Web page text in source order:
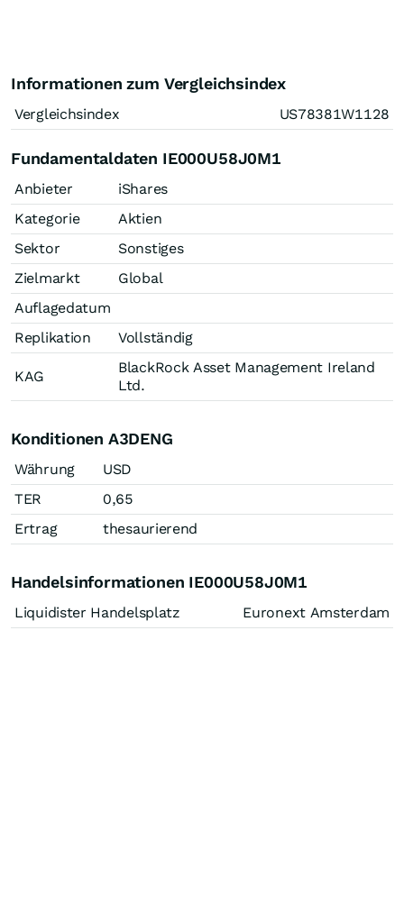
Informationen zum Vergleichsindex
Vergleichsindex US78381W1128
Fundamentaldaten IE000U58J0M1
Anbieter
iShares
Kategorie
Aktien
Sektor
Sonstiges
Zielmarkt
Global
Auflagedatum
Replikation
Vollständig
KAG
BlackRock Asset Management Ireland
Ltd.
Konditionen A3DENG
Währung
USD
TER
0,65
Ertrag
thesaurierend
Handelsinformationen IE000U58J0M1
Liquidister Handelsplatz Euronext Amsterdam